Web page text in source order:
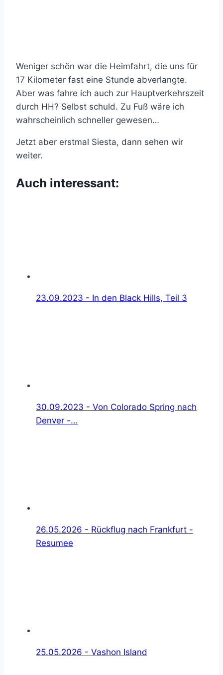
Weniger schön war die Heimfahrt, die uns für
17 Kilometer fast eine Stunde abverlangte.
Aber was fahre ich auch zur Hauptverkehrszeit
durch HH? Selbst schuld. Zu Fuß wäre ich
wahrscheinlich schneller gewesen…
Jetzt aber erstmal Siesta, dann sehen wir
weiter.
Auch interessant:
23.09.2023 - In den Black Hills, Teil 3
30.09.2023 - Von Colorado Spring nach
Denver -…
26.05.2026 - Rückflug nach Frankfurt -
Resumee
25.05.2026 - Vashon Island